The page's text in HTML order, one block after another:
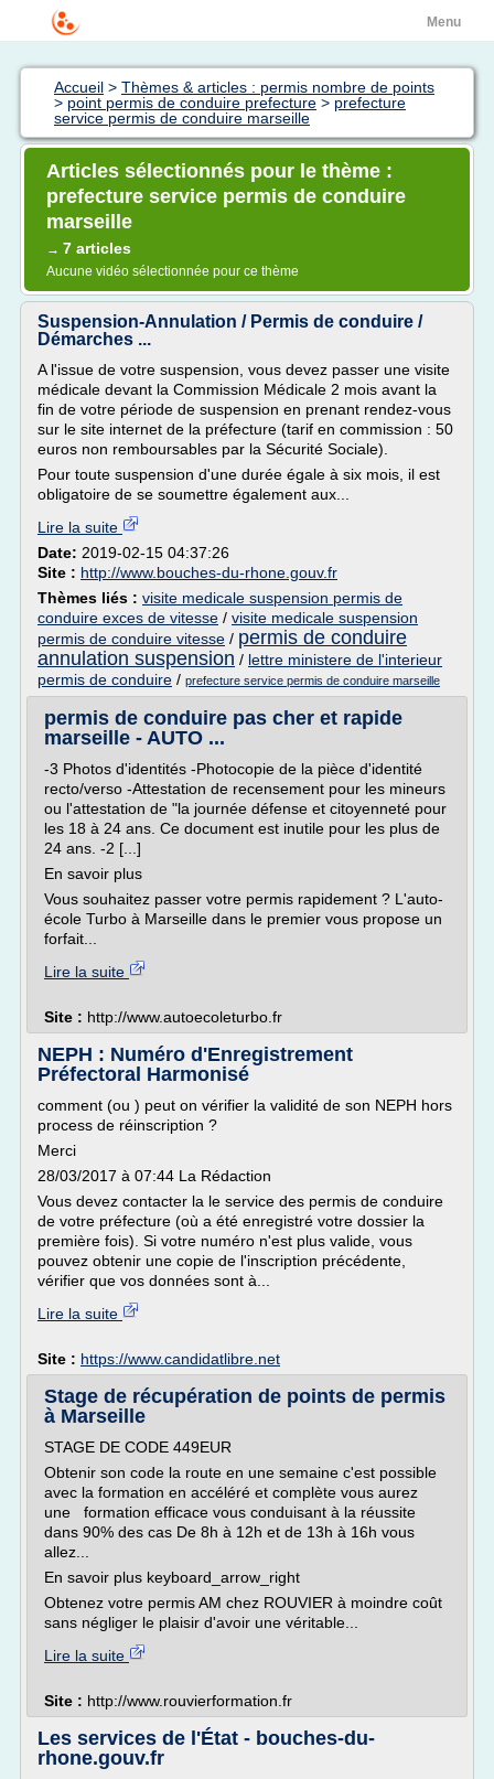
Menu
Accueil > Thèmes & articles : permis nombre de points
> point permis de conduire prefecture > prefecture
service permis de conduire marseille
Articles sélectionnés pour le thème :
prefecture service permis de conduire
marseille
→ 7 articles
Aucune vidéo sélectionnée pour ce thème
Suspension-Annulation / Permis de conduire /
Démarches ...
A l'issue de votre suspension, vous devez passer une visite
médicale devant la Commission Médicale 2 mois avant la
fin de votre période de suspension en prenant rendez-vous
sur le site internet de la préfecture (tarif en commission : 50
euros non remboursables par la Sécurité Sociale).
Pour toute suspension d'une durée égale à six mois, il est
obligatoire de se soumettre également aux...
Lire la suite
Date: 2019-02-15 04:37:26
Site : http://www.bouches-du-rhone.gouv.fr
Thèmes liés : visite medicale suspension permis de
conduire exces de vitesse / visite medicale suspension
permis de conduire vitesse / permis de conduire
annulation suspension / lettre ministere de l'interieur
permis de conduire / prefecture service permis de conduire marseille
permis de conduire pas cher et rapide
marseille - AUTO ...
-3 Photos d'identités -Photocopie de la pièce d'identité
recto/verso -Attestation de recensement pour les mineurs
ou l'attestation de "la journée défense et citoyenneté pour
les 18 à 24 ans. Ce document est inutile pour les plus de
24 ans. -2 [...]
En savoir plus
Vous souhaitez passer votre permis rapidement ? L'auto-
école Turbo à Marseille dans le premier vous propose un
forfait...
Lire la suite
Site : http://www.autoecoleturbo.fr
NEPH : Numéro d'Enregistrement
Préfectoral Harmonisé
comment (ou ) peut on vérifier la validité de son NEPH hors
process de réinscription ?
Merci
28/03/2017 à 07:44 La Rédaction
Vous devez contacter la le service des permis de conduire
de votre préfecture (où a été enregistré votre dossier la
première fois). Si votre numéro n'est plus valide, vous
pouvez obtenir une copie de l'inscription précédente,
vérifier que vos données sont à...
Lire la suite
Site : https://www.candidatlibre.net
Stage de récupération de points de permis
à Marseille
STAGE DE CODE 449EUR
Obtenir son code la route en une semaine c'est possible
avec la formation en accéléré et complète vous aurez
une formation efficace vous conduisant à la réussite
dans 90% des cas De 8h à 12h et de 13h à 16h vous
allez...
En savoir plus keyboard_arrow_right
Obtenez votre permis AM chez ROUVIER à moindre coût
sans négliger le plaisir d'avoir une véritable...
Lire la suite
Site : http://www.rouvierformation.fr
Les services de l'État - bouches-du-
rhone.gouv.fr